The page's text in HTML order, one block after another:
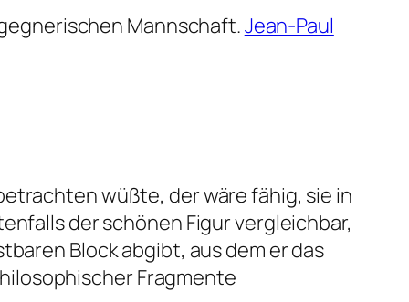
Mannschaft.Jean-Paul
wüßte, der wäre fähig, sie in
der schönen Figur vergleichbar,
Block abgibt, aus dem er das
Fragmente